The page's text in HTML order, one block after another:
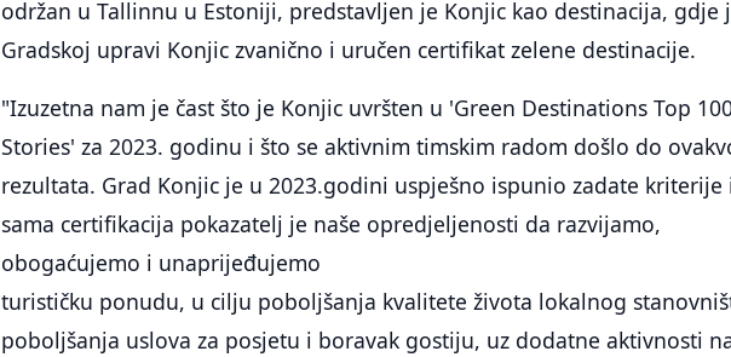
održan u Tallinnu u Estoniji, predstavljen je Konjic kao destinacija, gdje
Gradskoj upravi Konjic zvanično i uručen certifikat zelene destinacije.
"Izuzetna nam je čast što je Konjic uvršten u 'Green Destinations Top
Stories' za 2023. godinu i što se aktivnim timskim radom došlo do
rezultata. Grad Konjic je u 2023.godini uspješno ispunio zadate kriterije i
sama certifikacija pokazatelj je naše opredjeljenosti da razvijamo,
obogaćujemo i unaprijeđujemo
turističku ponudu, u cilju poboljšanja kvalitete života lokalnog
poboljšanja uslova za posjetu i boravak gostiju, uz dodatne aktivnosti